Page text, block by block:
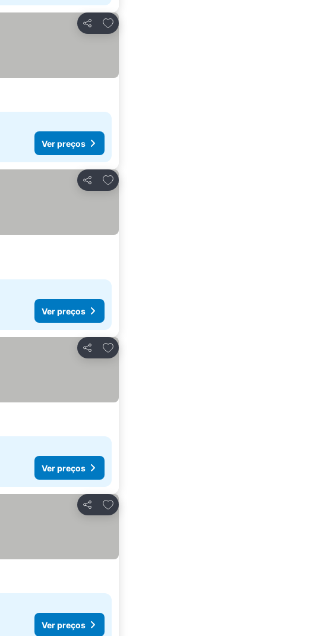
Partilhar
Adicionar aos favoritos
Ver preços
Partilhar
Adicionar aos favoritos
Ver preços
Partilhar
Adicionar aos favoritos
Ver preços
Partilhar
Adicionar aos favoritos
Ver preços